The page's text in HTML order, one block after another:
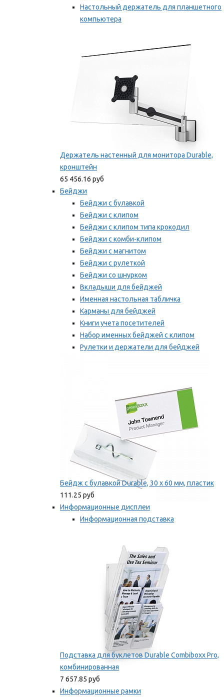
Настольный держатель для планшетного
компьютера
Держатель настенный для монитора Durable,
кронштейн
65 456.16 руб
Бейджи
Бейджи с булавкой
Бейджи с клипом
Бейджи с клипом типа крокодил
Бейджи с комби-клипом
Бейджи с магнитом
Бейджи с рулеткой
Бейджи со шнурком
Вкладыши для бейджей
Именная настольная табличка
Карманы для бейджей
Книги учета посетителей
Набор именных бейджей с клипом
Рулетки и держатели для бейджей
Бейдж с булавкой Durable, 30 х 60 мм, пластик
111.25 руб
Информационные дисплеи
Информационная подставка
Подставка для буклетов Durable Combiboxx Pro,
комбинированная
7 657.85 руб
Информационные рамки